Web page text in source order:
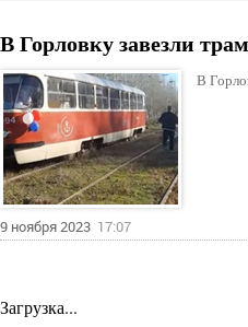
В Горловку завезли
В
9 ноября 2023 17:07
Загрузка...